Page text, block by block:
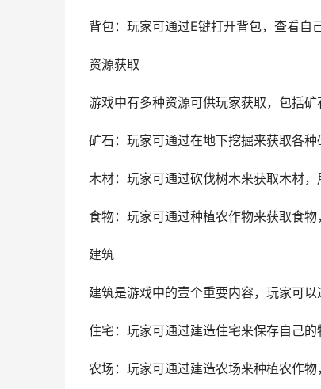
背包：玩家可通过E键打开背包，查看自
资源获取
游戏中有多种资源可供玩家获取，包括
矿石：玩家可通过在地下挖掘来获取各种
木材：玩家可通过砍伐树木来获取木材，
食物：玩家可通过种植农作物来获取食物
建筑
建筑是游戏中的壹个重要内容，玩家可
住宅：玩家可通过建造住宅来保存自己的
农场：玩家可通过建造农场来种植农作物